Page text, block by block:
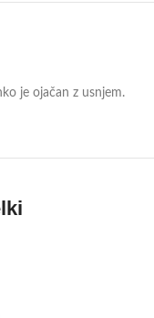
je ojačan z usnjem.